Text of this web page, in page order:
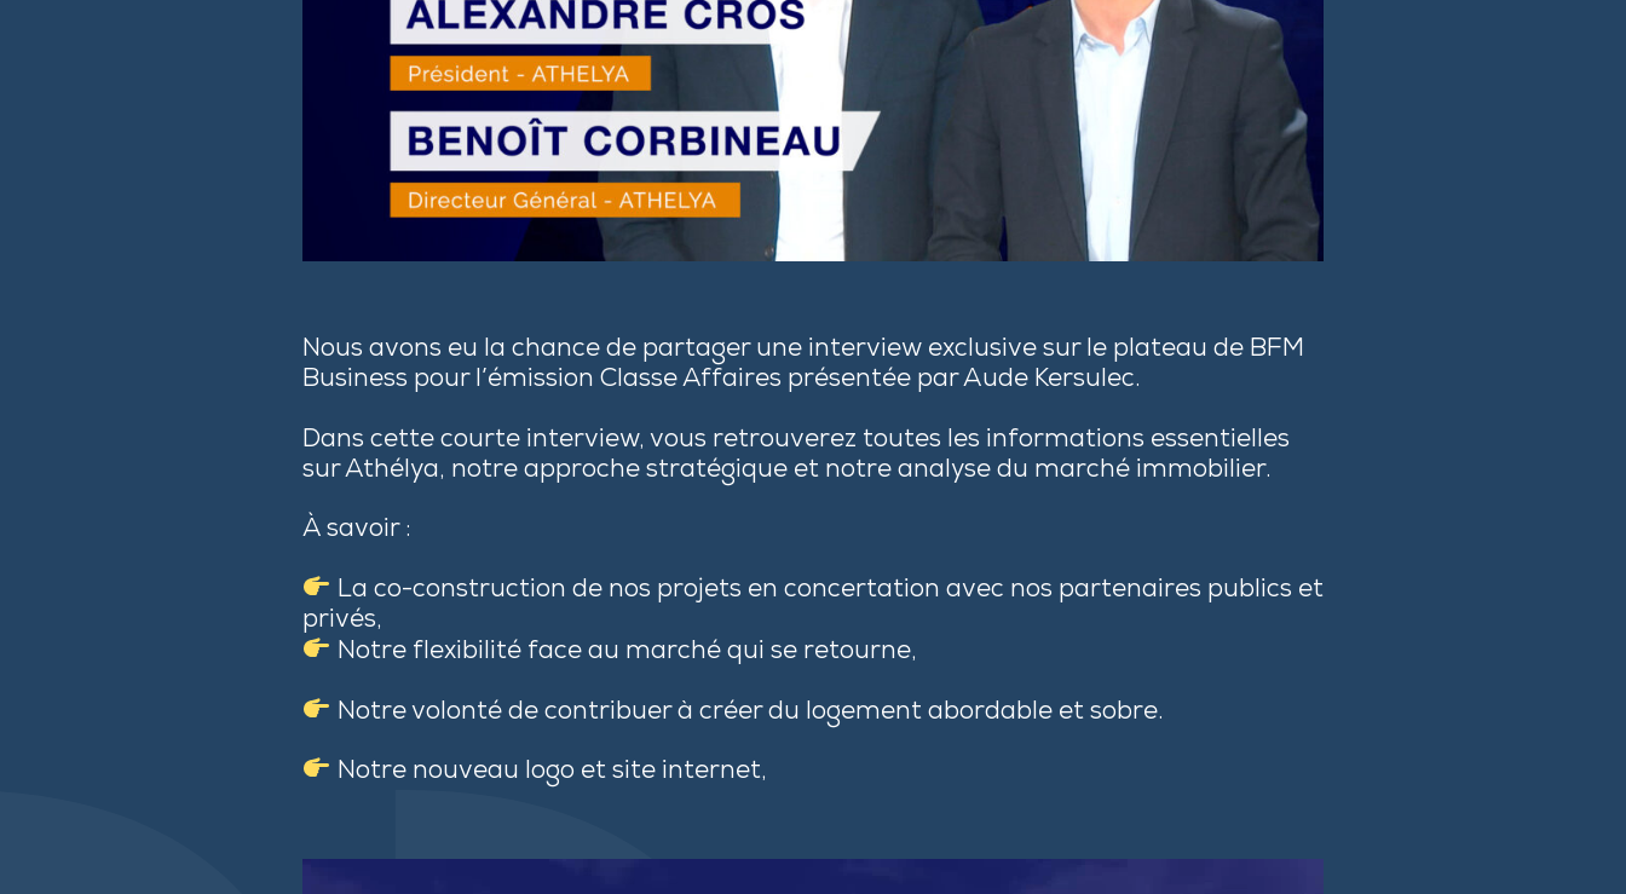
Nous avons eu la chance de partager une interview exclusive sur le plateau de BFM
Business pour l’émission Classe Affaires présentée par Aude Kersulec.
Dans cette courte interview, vous retrouverez toutes les informations essentielles
sur Athélya, notre approche stratégique et notre analyse du marché immobilier.
À savoir :
La co-construction de nos projets en concertation avec nos partenaires publics et
privés,
Notre flexibilité face au marché qui se retourne,
Notre volonté de contribuer à créer du logement abordable et sobre.
Notre nouveau logo et site internet,